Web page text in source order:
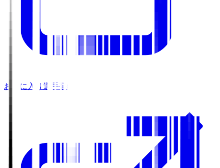
お気に入り選手登録